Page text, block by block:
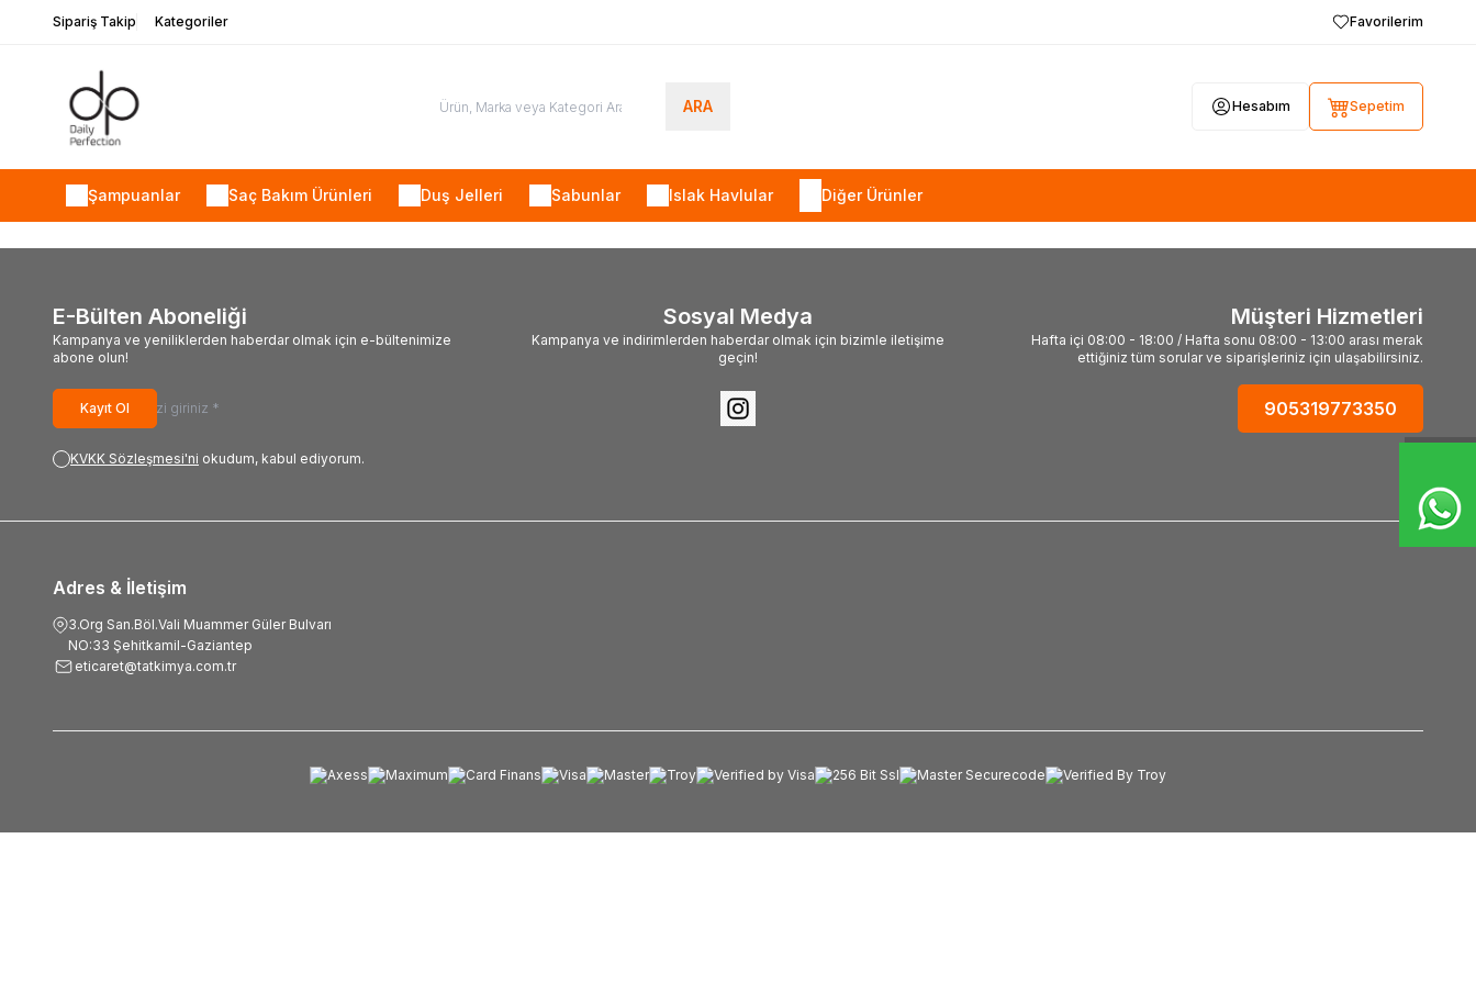
Sipariş Takip Kategoriler Favorilerim
ARA Hesabım Sepetim
Şampuanlar Saç Bakım Ürünleri Duş Jelleri Sabunlar Islak Havlular Diğer Ürünler
E-Bülten Aboneliği
Kampanya ve yeniliklerden haberdar olmak için e-bültenimize
abone olun!
Kayıt Ol
KVKK Sözleşmesi'ni okudum, kabul ediyorum.
Sosyal Medya
Kampanya ve indirimlerden haberdar olmak için bizimle iletişime
geçin!
Müşteri Hizmetleri
Hafta içi 08:00 - 18:00 / Hafta sonu 08:00 - 13:00 arası merak
ettiğiniz tüm sorular ve siparişleriniz için ulaşabilirsiniz.
905319773350
Adres & İletişim
3.Org San.Böl.Vali Muammer Güler Bulvarı
NO:33 Şehitkamil-Gaziantep
eticaret@tatkimya.com.tr